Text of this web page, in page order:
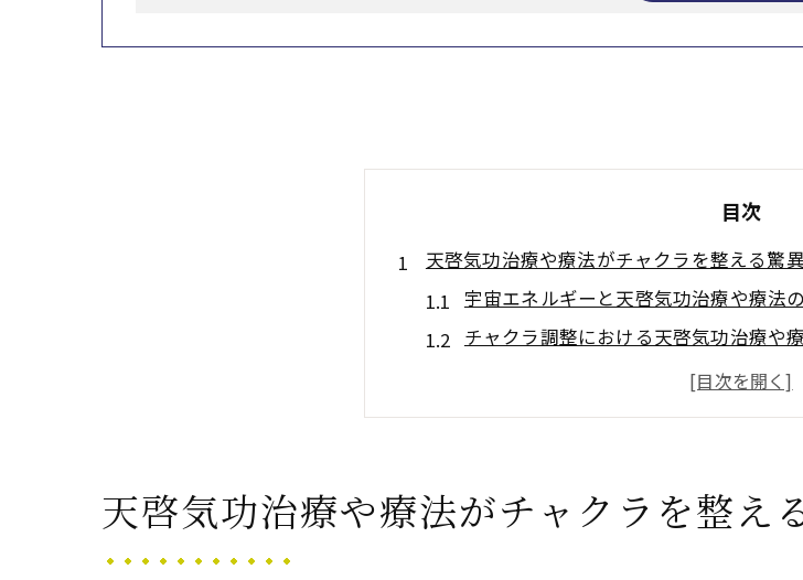
目次
天啓気功治療や療法がチャクラを整える驚
宇宙エネルギーと天啓気功治療や療法
チャクラ調整における天啓気功治療や
天啓気功治療や療法で内なる宇宙を活
チャクラバランスを保つ天啓気功治療
天啓気功治療や療法と宇宙の波動でチ
クンダリニーとサイ能力(天啓気功治療や療
天啓気功治療や療法がチャクラを整え